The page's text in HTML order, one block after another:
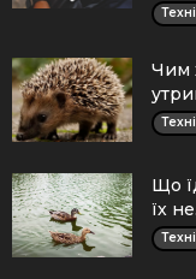
Чим
Що
їх